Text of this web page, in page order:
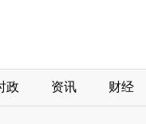
政 资讯 财经